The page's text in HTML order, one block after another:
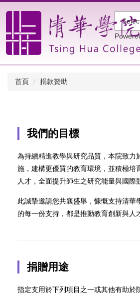
要
首頁 捐款贊助
我們的目標
為持續精進教學與研究品質，本院致力
施，建構更優質的教育環境，並積極培
人才，全面提升師生之研究能量與國際
此誠摯邀請您共襄盛舉，慷慨支持清華
的每一份支持，都是推動教育創新與人
捐贈用途
指定支用於下列項目之一或其他有助於